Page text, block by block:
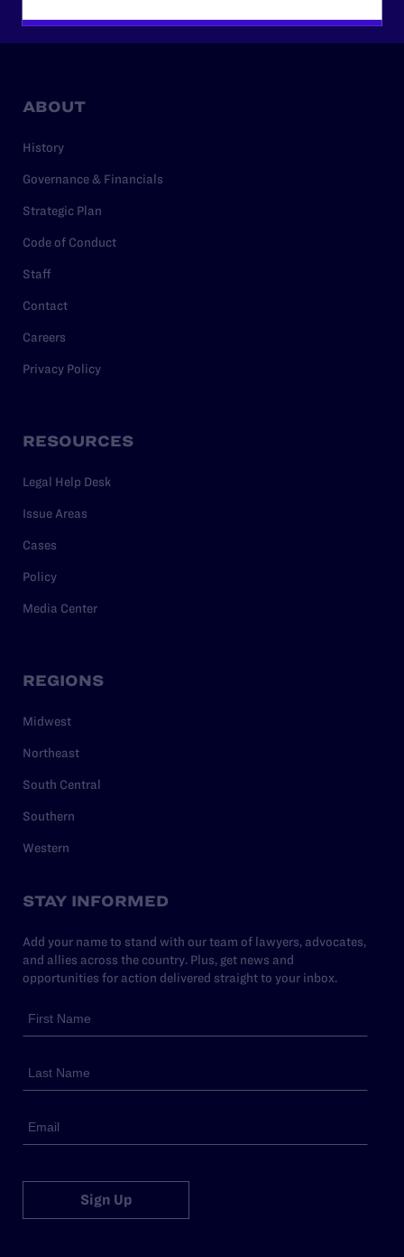
ABOUT
History
Governance & Financials
Strategic Plan
Code of Conduct
Staff
Contact
Careers
Privacy Policy
RESOURCES
Legal Help Desk
Issue Areas
Cases
Policy
Media Center
REGIONS
Midwest
Northeast
South Central
Southern
Western
STAY INFORMED
Add your name to stand with our team of lawyers, advocates,
and allies across the country. Plus, get news and
opportunities for action delivered straight to your inbox.
Sign Up